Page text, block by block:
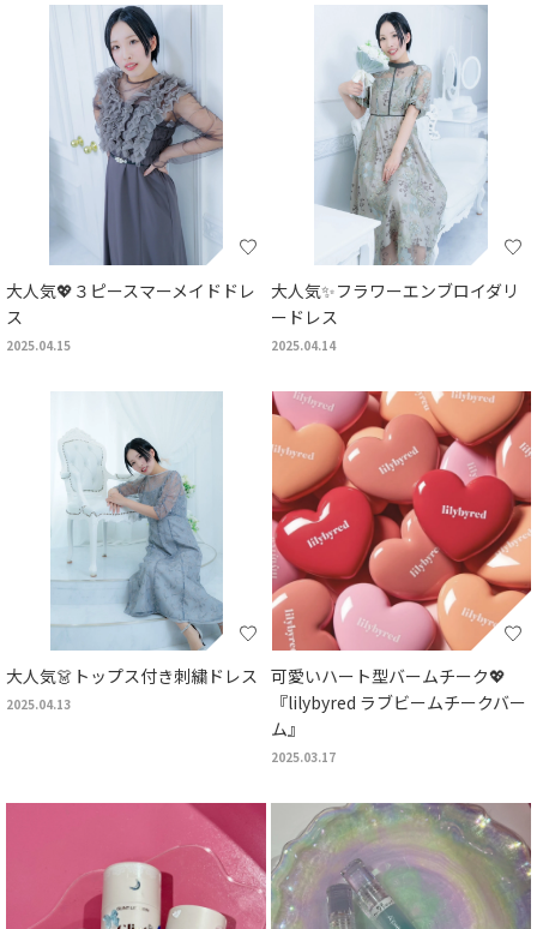
大人気💖３ピースマーメイドドレ
ス
2025.04.15
大人気✨フラワーエンブロイダリ
ードレス
2025.04.14
大人気👗トップス付き刺繍ドレス
2025.04.13
可愛いハート型バームチーク💖
『lilybyred ラブビームチークバー
ム』
2025.03.17